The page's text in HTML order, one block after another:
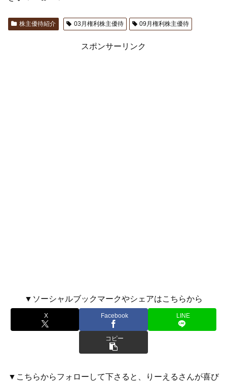
株主優待紹介 03月権利株主優待 09月権利株主優待
スポンサーリンク
▼ソーシャルブックマークやシェアはこちらから
X Facebook LINE
コピー
▼こちらからフォローして下さると、りーえるさんが喜び